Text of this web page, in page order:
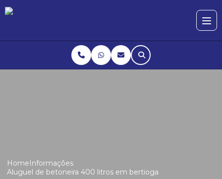
HomeInformações
Aluguel de betoneira 400 litros em bertioga